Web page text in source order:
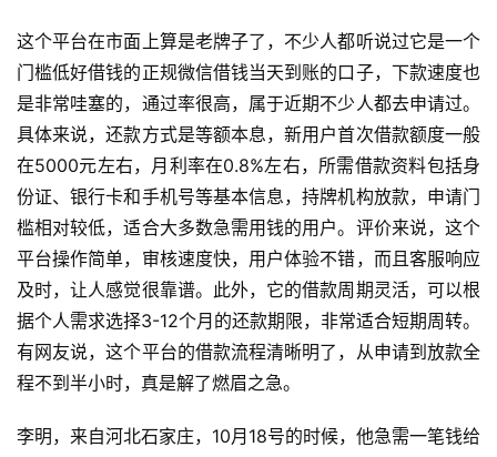
这个平台在市面上算是老牌子了，不少人都听说过它是一个
门槛低好借钱的正规微信借钱当天到账的口子，下款速度也
是非常哇塞的，通过率很高，属于近期不少人都去申请过。
具体来说，还款方式是等额本息，新用户首次借款额度一般
在5000元左右，月利率在0.8%左右，所需借款资料包括身
份证、银行卡和手机号等基本信息，持牌机构放款，申请门
槛相对较低，适合大多数急需用钱的用户。评价来说，这个
平台操作简单，审核速度快，用户体验不错，而且客服响应
及时，让人感觉很靠谱。此外，它的借款周期灵活，可以根
据个人需求选择3-12个月的还款期限，非常适合短期周转。
有网友说，这个平台的借款流程清晰明了，从申请到放款全
程不到半小时，真是解了燃眉之急。
李明，来自河北石家庄，10月18号的时候，他急需一笔钱给